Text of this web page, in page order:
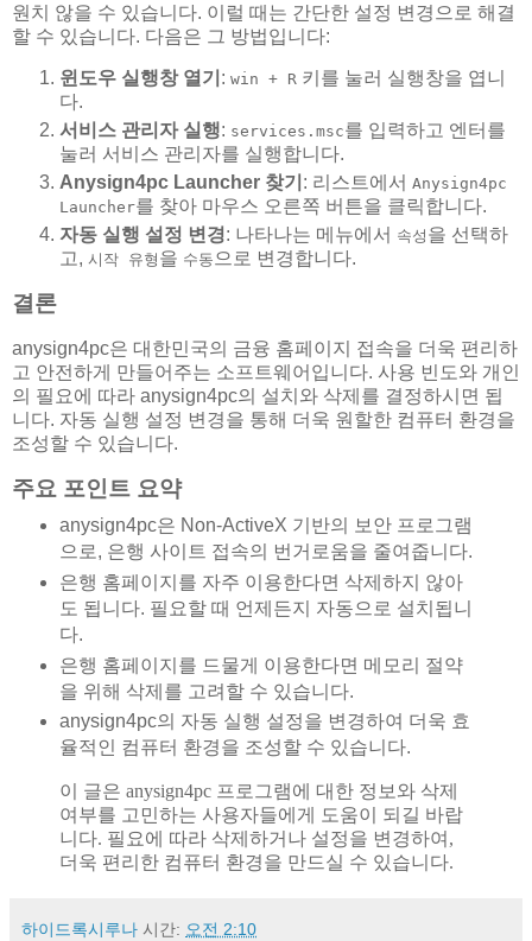
원치 않을 수 있습니다. 이럴 때는 간단한 설정 변경으로 해결
할 수 있습니다. 다음은 그 방법입니다:
윈도우 실행창 열기 : win + R 키를 눌러 실행창을 엽니
다.
서비스 관리자 실행: services.msc를 입력하고 엔터를
눌러 서비스 관리자를 실행합니다.
Anysign4pc Launcher 찾기 : 리스트에서 Anysign4pc
Launcher를 찾아 마우스 오른쪽 버튼을 클릭합니다.
자동 실행 설정 변경: 나타나는 메뉴에서 속성 을 선택하
고, 시작 유형 을 수동 으로 변경합니다.
결론
anysign4pc은 대한민국의 금융 홈페이지 접속을 더욱 편리하
고 안전하게 만들어주는 소프트웨어입니다. 사용 빈도와 개인
의 필요에 따라 anysign4pc의 설치와 삭제를 결정하시면 됩
니다. 자동 실행 설정 변경을 통해 더욱 원할한 컴퓨터 환경을
조성할 수 있습니다.
주요 포인트 요약
anysign4pc은 Non-ActiveX 기반의 보안 프로그램
으로, 은행 사이트 접속의 번거로움을 줄여줍니다.
은행 홈페이지를 자주 이용한다면 삭제하지 않아
도 됩니다. 필요할 때 언제든지 자동으로 설치됩니
다.
은행 홈페이지를 드물게 이용한다면 메모리 절약
을 위해 삭제를 고려할 수 있습니다.
anysign4pc의 자동 실행 설정을 변경하여 더욱 효
율적인 컴퓨터 환경을 조성할 수 있습니다.
이 글은 anysign4pc 프로그램에 대한 정보와 삭제
여부를 고민하는 사용자들에게 도움이 되길 바랍
니다. 필요에 따라 삭제하거나 설정을 변경하여,
더욱 편리한 컴퓨터 환경을 만드실 수 있습니다.
하이드록시루나 시간: 오전 2:10